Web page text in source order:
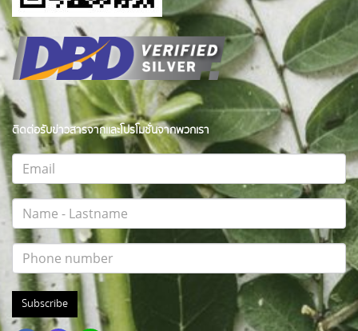
ติดต่อรับข่าวสารจากและโปรโมชั่นจากพวกเรา
Subscribe